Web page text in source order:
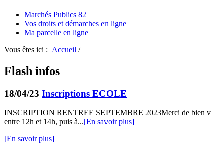
Marchés Publics 82
Vos droits et démarches en ligne
Ma parcelle en ligne
Vous êtes ici : Accueil /
Flash infos
18/04/23 Inscriptions ECOLE
INSCRIPTION RENTREE SEPTEMBRE 2023Merci de bien
entre 12h et 14h, puis à...[En savoir plus]
[En savoir plus]